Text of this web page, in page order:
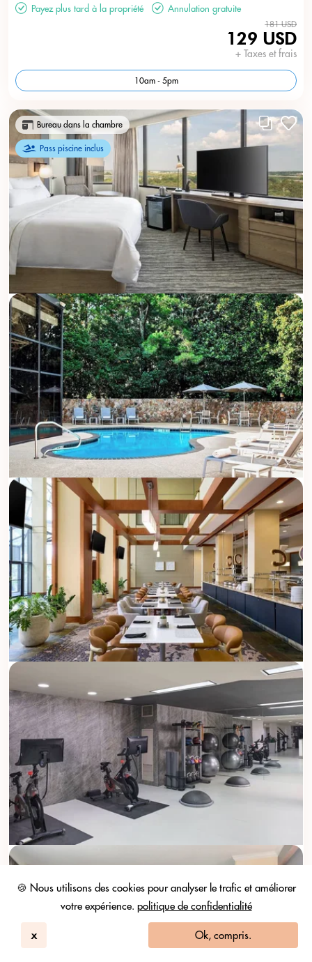
🍪 Nous utilisons des cookies pour analyser le trafic et améliorer
votre expérience. politique de confidentialité
x Ok, compris.
Payez plus tard à la propriété
Annulation gratuite
181 USD
129 USD
+ Taxes et frais
10am - 5pm
Bureau dans la chambre
Pass piscine inclus